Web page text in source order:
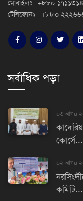
মোবাইলঃ +৮৮০
টেলিফোনঃ +৮৮০
সর্বাধিক পড়া
০৩ আগu
কোর্সে...
০২ আগu
কমিটি...